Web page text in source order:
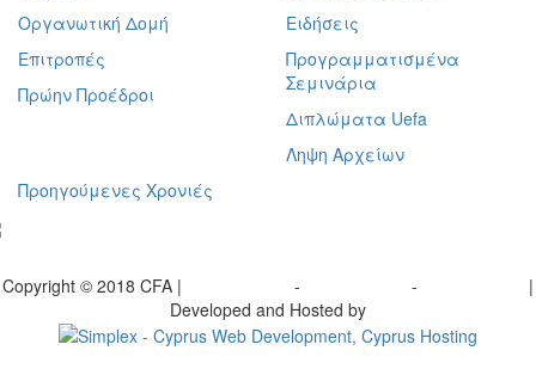
Οργανωτική Δομή
Επιτροπές
Πρώην Προέδροι
Ειδήσεις
Προγραμματισμένα
Σεμινάρια
Διπλώματα Uefa
Ληψη Αρχείων
Προηγούμενες Χρονιές
Copyright © 2018 CFA | - -
|
Developed and Hosted by